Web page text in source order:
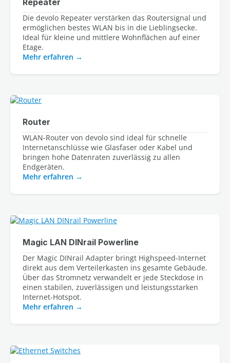
Die devolo Repeater verstärken das Routersignal und
ermöglichen bestes WLAN bis in die Lieblingsecke.
Ideal für kleine und mittlere Wohnflächen auf einer
Etage.
Mehr erfahren
Router
WLAN-Router von devolo sind ideal für schnelle
Internetanschlüsse wie Glasfaser oder Kabel und
bringen hohe Datenraten zuverlässig zu allen
Endgeräten.
Mehr erfahren
Magic LAN DINrail Powerline
Der Magic DINrail Adapter bringt Highspeed-Internet
direkt aus dem Verteilerkasten ins gesamte Gebäude.
Über das Stromnetz verwandelt er jede Steckdose in
einen stabilen, zuverlässigen und leistungsstarken
Internet-Hotspot.
Mehr erfahren